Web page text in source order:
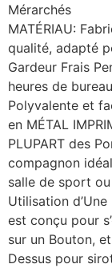
Mérarchés
MATÉRIAU:
qualité, adapté
Gardeur Frais
heures de
Polyvalente et
en MÉTAL
PLUPART des
compagnon
salle de sport
Utilisation
est conçu pour
sur un Bouton,
Dessus pour